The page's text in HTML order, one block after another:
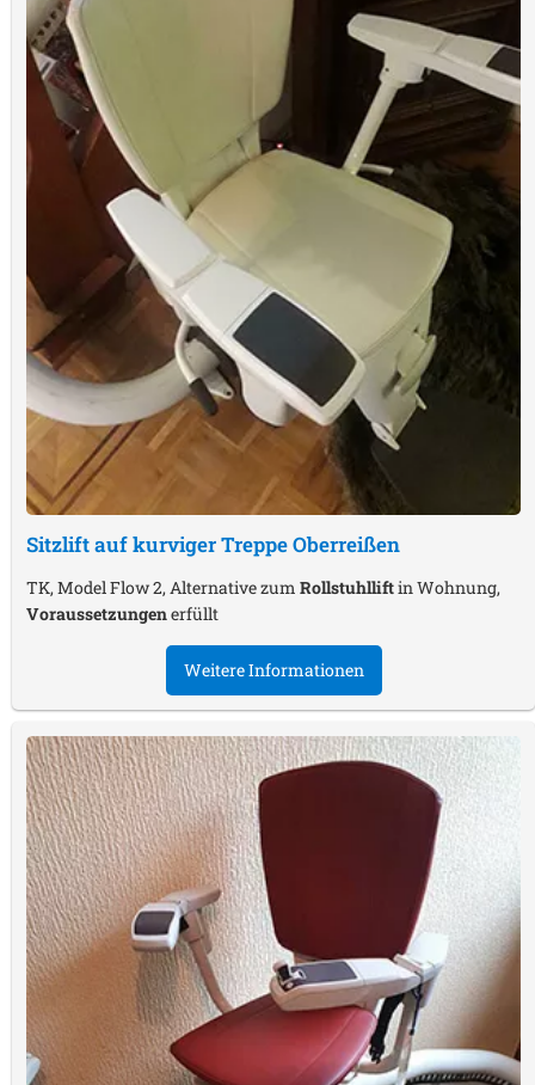
Sitzlift auf kurviger TreppeOberreißen
TK, Model Flow 2, Alternative zum Rollstuhlliftin Wohnung,
Voraussetzungenerfüllt
Weitere Informationen